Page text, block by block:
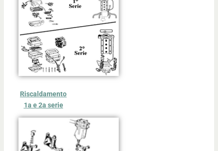
Riscaldamento
1a e 2a serie